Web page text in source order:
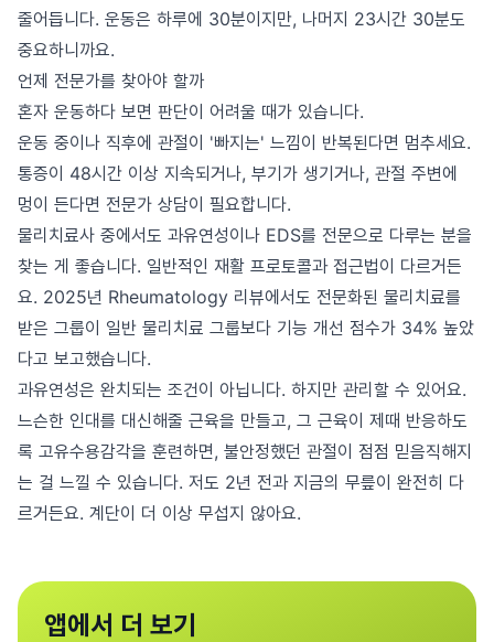
줄어듭니다. 운동은 하루에 30분이지만, 나머지 23시간 30분도
중요하니까요.
언제 전문가를 찾아야 할까
혼자 운동하다 보면 판단이 어려울 때가 있습니다.
운동 중이나 직후에 관절이 '빠지는' 느낌이 반복된다면 멈추세요.
통증이 48시간 이상 지속되거나, 부기가 생기거나, 관절 주변에
멍이 든다면 전문가 상담이 필요합니다.
물리치료사 중에서도 과유연성이나 EDS를 전문으로 다루는 분을
찾는 게 좋습니다. 일반적인 재활 프로토콜과 접근법이 다르거든
요. 2025년 Rheumatology 리뷰에서도 전문화된 물리치료를
받은 그룹이 일반 물리치료 그룹보다 기능 개선 점수가 34% 높았
다고 보고했습니다.
과유연성은 완치되는 조건이 아닙니다. 하지만 관리할 수 있어요.
느슨한 인대를 대신해줄 근육을 만들고, 그 근육이 제때 반응하도
록 고유수용감각을 훈련하면, 불안정했던 관절이 점점 믿음직해지
는 걸 느낄 수 있습니다. 저도 2년 전과 지금의 무릎이 완전히 다
르거든요. 계단이 더 이상 무섭지 않아요.
앱에서 더 보기